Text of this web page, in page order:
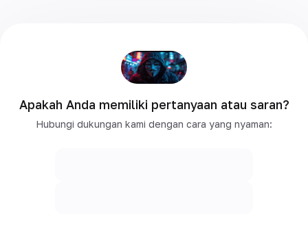
Apakah Anda memiliki pertanyaan atau saran?
Hubungi dukungan kami dengan cara yang nyaman: